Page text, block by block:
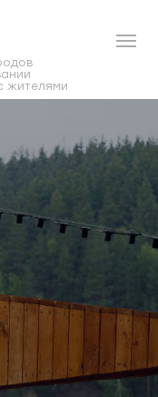
жителями